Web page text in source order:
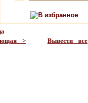
В избранное
> Вывести все